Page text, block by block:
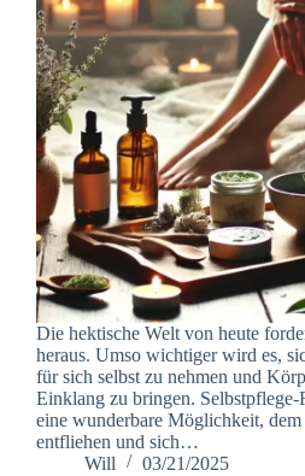
Die hektische Welt von heute
heraus. Umso wichtiger wird es,
für sich selbst zu nehmen und
Einklang zu bringen. Selbstpflege-
eine wunderbare Möglichkeit, dem
entfliehen und sich…
Will
03/21/2025